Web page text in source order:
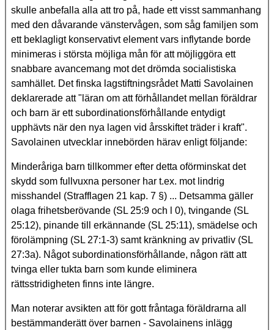
skulle anbefalla alla att tro på, hade ett visst sammanhang
med den dåvarande vänstervågen, som såg familjen som
ett beklagligt konservativt element vars inflytande borde
minimeras i största möjliga mån för att möjliggöra ett
snabbare avancemang mot det drömda socialistiska
samhället. Det finska lagstiftningsrådet Matti Savolainen
deklarerade att "läran om att förhållandet mellan föräldrar
och barn är ett subordinationsförhållande entydigt
upphävts när den nya lagen vid årsskiftet träder i kraft".
Savolainen utvecklar innebörden härav enligt följande:
Minderåriga barn tillkommer efter detta oförminskat det
skydd som fullvuxna personer har t.ex. mot lindrig
misshandel (Strafflagen 21 kap. 7 §) ... Detsamma gäller
olaga frihetsberövande (SL 25:9 och l 0), tvingande (SL
25:12), pinande till erkännande (SL 25:11), smädelse och
förolämpning (SL 27:1-3) samt kränkning av privatliv (SL
27:3a). Något subordinationsförhållande, någon rätt att
tvinga eller tukta barn som kunde eliminera
rättsstridigheten finns inte längre.
Man noterar avsikten att för gott fråntaga föräldrarna all
bestämmanderätt över barnen - Savolainens inlägg